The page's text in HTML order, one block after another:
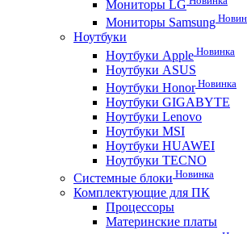
Мониторы LG
Мониторы Samsung
Ноутбуки
Ноутбуки Apple Новинка
Ноутбуки ASUS
Ноутбуки HonorНовинка
Ноутбуки GIGABYTE
Ноутбуки Lenovo
Ноутбуки MSI
Ноутбуки HUAWEI
Ноутбуки TECNO
Системные блоки Новинка
Комплектующие для ПК
Процессоры
Материнские платы